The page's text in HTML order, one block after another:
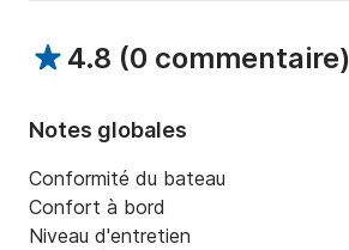
4.8 (0 commentaire)
Notes globales
Conformité du bateau
Confort à bord
Niveau d'entretien